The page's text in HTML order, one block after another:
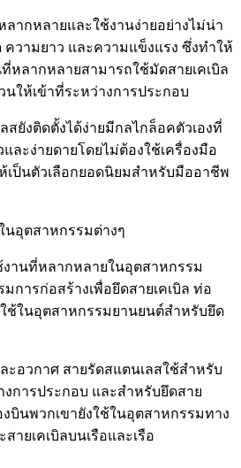
ากหลายและใช้งานง่ายอย่างไม่น่า
วามยาว และความแข็งแรง ซึ่งทำให้
หลากหลายสามารถใช้มัดสายเคเบิล
ให้เข้าที่ระหว่างการประกอบ
สยังติดตั้งได้ง่ายมีกลไกล็อคตัวเองที่
และง่ายดายโดยไม่ต้องใช้เครื่องมือ
เป็นตัวเลือกยอดนิยมสำหรับมืออาชีพ
นอุตสาหกรรมต่างๆ
งานที่หลากหลายในอุตสาหกรรม
การก่อสร้างเพื่อยึดสายเคเบิล ท่อ
ช้ในอุตสาหกรรมยานยนต์สำหรับยึด
อวกาศ สายรัดสแตนเลสใช้สำหรับ
การประกอบ และสำหรับยึดสาย
งบินพวกเขายังใช้ในอุตสาหกรรมทาง
ายเคเบิลบนเรือและเรือ